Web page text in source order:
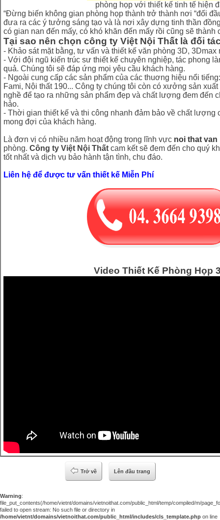
phòng họp với thiết kế tinh tế hiện
“Đừng biến không gian phòng họp thành trở thành nơi “đối
đưa ra các ý tưởng sáng tạo và là nơi xây dựng tinh thần
có gian nan đến mấy, có khó khăn đến mấy rồi cũng sẽ thành
Tại sao nên chọn công ty Việt Nội Thất là đối
- Khảo sát mặt bằng, tư vấn và thiết kế văn phòng 3D, 3Dmax
- Với đội ngũ kiến trúc sư thiết kế chuyên nghiệp, tác phong
quả. Chúng tôi sẽ đáp ứng mọi yêu cầu khách hàng.
- Ngoài cung cấp các sản phẩm của các thuơng hiệu nổi
Fami, Nội thất 190... Công ty chúng tôi còn có xưởng sản
nghề để tạo ra những sản phẩm đẹp và chất lượng đem đến
hảo.
- Thời gian thiết kế và thi công nhanh đảm bảo về chất lượng
mong đợi của khách hàng.
Là đơn vị có nhiều năm hoạt động trong lĩnh vực noi that van
phòng. Công ty Việt Nội Thất cam kết sẽ đem đến cho quý
tốt nhất và dịch vụ bảo hành tận tình, chu đáo.
Liên hệ để được tư vấn thiết kế Miễn Phí
Video Thiết Kế Phòng Họp
Trở về Lên đầu trang
Warning:
file_put_contents(/home/vietnt/domains/vietnoithat.com/public_html/temp/compiled/m/
failed to open stream: No such file or directory in
/home/vietnt/domains/vietnoithat.com/public_html/includes/cls_template.php on line